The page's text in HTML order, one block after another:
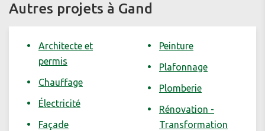
Autres projets à Gand
Architecte et
permis
Chauffage
Électricité
Façade
Peinture
Plafonnage
Plomberie
Rénovation -
Transformation